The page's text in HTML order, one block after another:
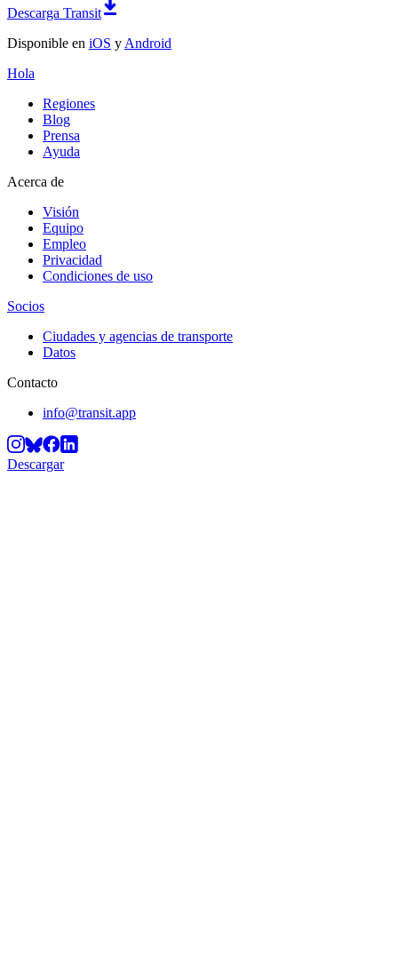
Descarga Transit
Disponible en iOS y Android
Hola
Regiones
Blog
Prensa
Ayuda
Acerca de
Visión
Equipo
Empleo
Privacidad
Condiciones de uso
Socios
Ciudades y agencias de transporte
Datos
Contacto
info@transit.app
Descargar